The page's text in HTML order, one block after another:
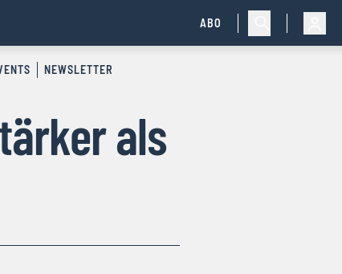
ABO
NEWSLETTER
als